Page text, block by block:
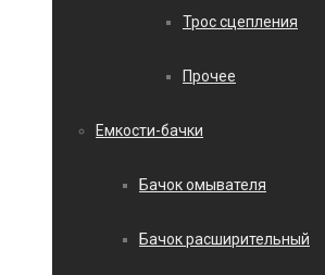
Трос сцепления
Прочее
Емкости-бачки
Бачок омывателя
Бачок расширительный